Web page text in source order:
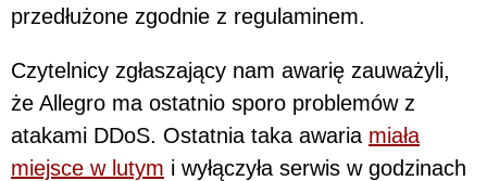
przedłużone zgodnie z regulaminem.
Czytelnicy zgłaszający nam awarię zauważyli,
że Allegro ma ostatnio sporo problemów z
atakami DDoS. Ostatnia taka awaria miała
miejsce w lutym i wyłączyła serwis w godzinach